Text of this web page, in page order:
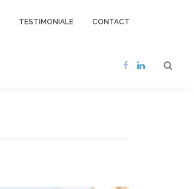
TESTIMONIALE CONTACT